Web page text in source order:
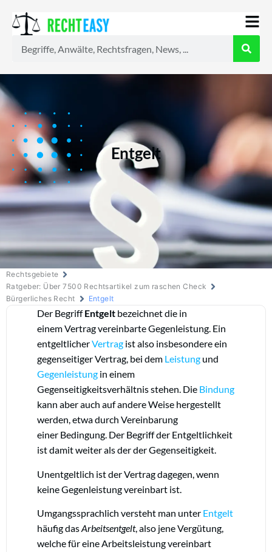
Entgelt
Rechtsgebiete
Ratgeber: Über 7500 Rechtsartikel zum raschen Check
Bürgerliches Recht
Entgelt
Der BegriffEntgelt bezeichnet die in
einem Vertrag vereinbarte Gegenleistung. Ein
entgeltlicherVertrag ist also insbesondere ein
gegenseitiger Vertrag, bei dem Leistung und
Gegenleistung in einem
Gegenseitigkeitsverhältnis stehen. Die Bindung
kann aber auch auf andere Weise hergestellt
werden, etwa durch Vereinbarung
einer Bedingung. Der Begriff der Entgeltlichkeit
ist damit weiter als der der Gegenseitigkeit.
Unentgeltlich ist der Vertrag dagegen, wenn
keine Gegenleistung vereinbart ist.
Umgangssprachlich versteht man unter Entgelt
häufig dasArbeitsentgelt, also jene Vergütung,
welche für eine Arbeitsleistung vereinbart